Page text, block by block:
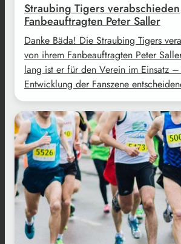
Straubing Tigers verabschieden
Fanbeauftragten Peter Saller
Danke Bäda! Die Straubing Tigers
von ihrem Fanbeauftragten Peter
lang ist er für den Verein im Einsatz
Entwicklung der Fanszene